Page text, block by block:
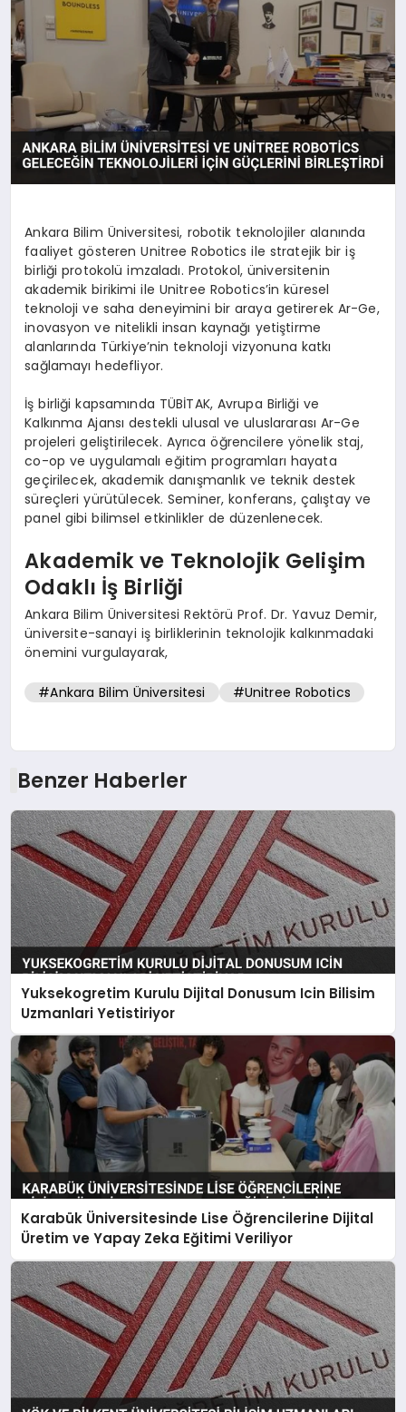
Ankara Bilim Üniversitesi, robotik teknolojiler alanında
faaliyet gösteren Unitree Robotics ile stratejik bir iş
birliği protokolü imzaladı. Protokol, üniversitenin
akademik birikimi ile Unitree Robotics’in küresel
teknoloji ve saha deneyimini bir araya getirerek Ar-Ge,
inovasyon ve nitelikli insan kaynağı yetiştirme
alanlarında Türkiye’nin teknoloji vizyonuna katkı
sağlamayı hedefliyor.
İş birliği kapsamında TÜBİTAK, Avrupa Birliği ve
Kalkınma Ajansı destekli ulusal ve uluslararası Ar-Ge
projeleri geliştirilecek. Ayrıca öğrencilere yönelik staj,
co-op ve uygulamalı eğitim programları hayata
geçirilecek, akademik danışmanlık ve teknik destek
süreçleri yürütülecek. Seminer, konferans, çalıştay ve
panel gibi bilimsel etkinlikler de düzenlenecek.
Akademik ve Teknolojik Gelişim
Odaklı İş Birliği
Ankara Bilim Üniversitesi Rektörü Prof. Dr. Yavuz Demir,
üniversite-sanayi iş birliklerinin teknolojik kalkınmadaki
önemini vurgulayarak,
#Ankara Bilim Üniversitesi #Unitree Robotics
Benzer Haberler
Yuksekogretim Kurulu Dijital Donusum Icin Bilisim
Uzmanlari Yetistiriyor
Karabük Üniversitesinde Lise Öğrencilerine Dijital
Üretim ve Yapay Zeka Eğitimi Veriliyor